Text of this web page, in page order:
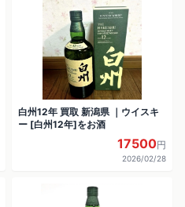
白州12年 買取 新潟県 ｜ウイスキ
ー [白州12年]をお酒
17500円
2026/02/28